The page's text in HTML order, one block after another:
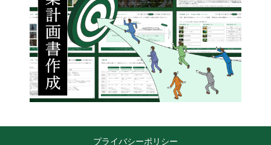
プライバシーポリシー